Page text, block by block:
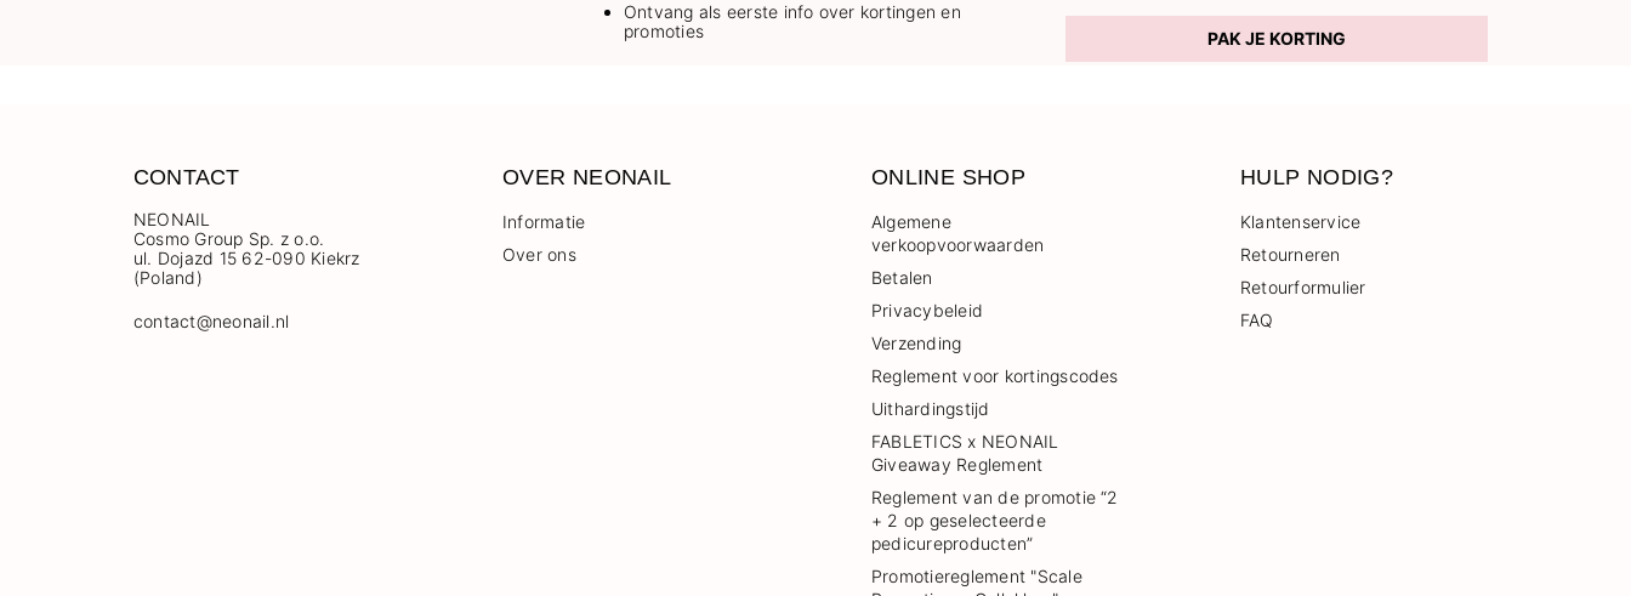
Ontvang als eerste info over kortingen en
promoties
PAK JE KORTING
CONTACT
NEONAIL
Cosmo Group Sp. z o.o.
ul. Dojazd 15 62-090 Kiekrz
(Poland)
contact@neonail.nl
OVER NEONAIL
Informatie
Over ons
ONLINE SHOP
Algemene
verkoopvoorwaarden
Betalen
Privacybeleid
Verzending
Reglement voor kortingscodes
Uithardingstijd
FABLETICS x NEONAIL
Giveaway Reglement
Reglement van de promotie “2
+ 2 op geselecteerde
pedicureproducten”
Promotiereglement "Scale
HULP NODIG?
Klantenservice
Retourneren
Retourformulier
FAQ